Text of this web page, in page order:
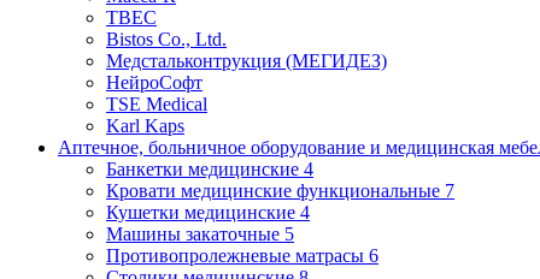
ТВЕС
Bistos Co., Ltd.
Медстальконтрукция (МЕГИДЕЗ)
НейроСофт
TSE Medical
Karl Kaps
Аптечное, больничное оборудование и медицинская
Банкетки медицинские 4
Кровати медицинские функциональные 7
Кушетки медицинские 4
Машины закаточные 5
Противопролежневые матрасы 6